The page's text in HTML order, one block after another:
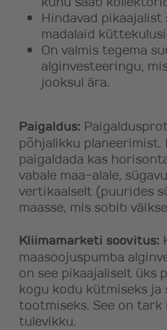
Hindavad
madalaid
On valmis tegema
alginvesteeringu,
jooksul ära.
Paigaldus:
põhjalikku planeerimist.
paigaldada kas
vabale maa-alale,
vertikaalselt (puurides
maasse, mis sobib
Kliimamarketi soovitus:
maasoojuspumba
on see pikaajaliselt üks
kogu kodu kütmiseks ja
tootmiseks. See on tark
tulevikku.